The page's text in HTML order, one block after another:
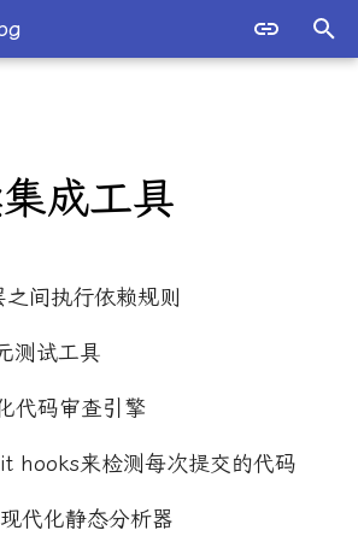
成工具
之间执行依赖规则
测试工具
代码审查引擎
hooks来检测每次提交的代码
代化静态分析器